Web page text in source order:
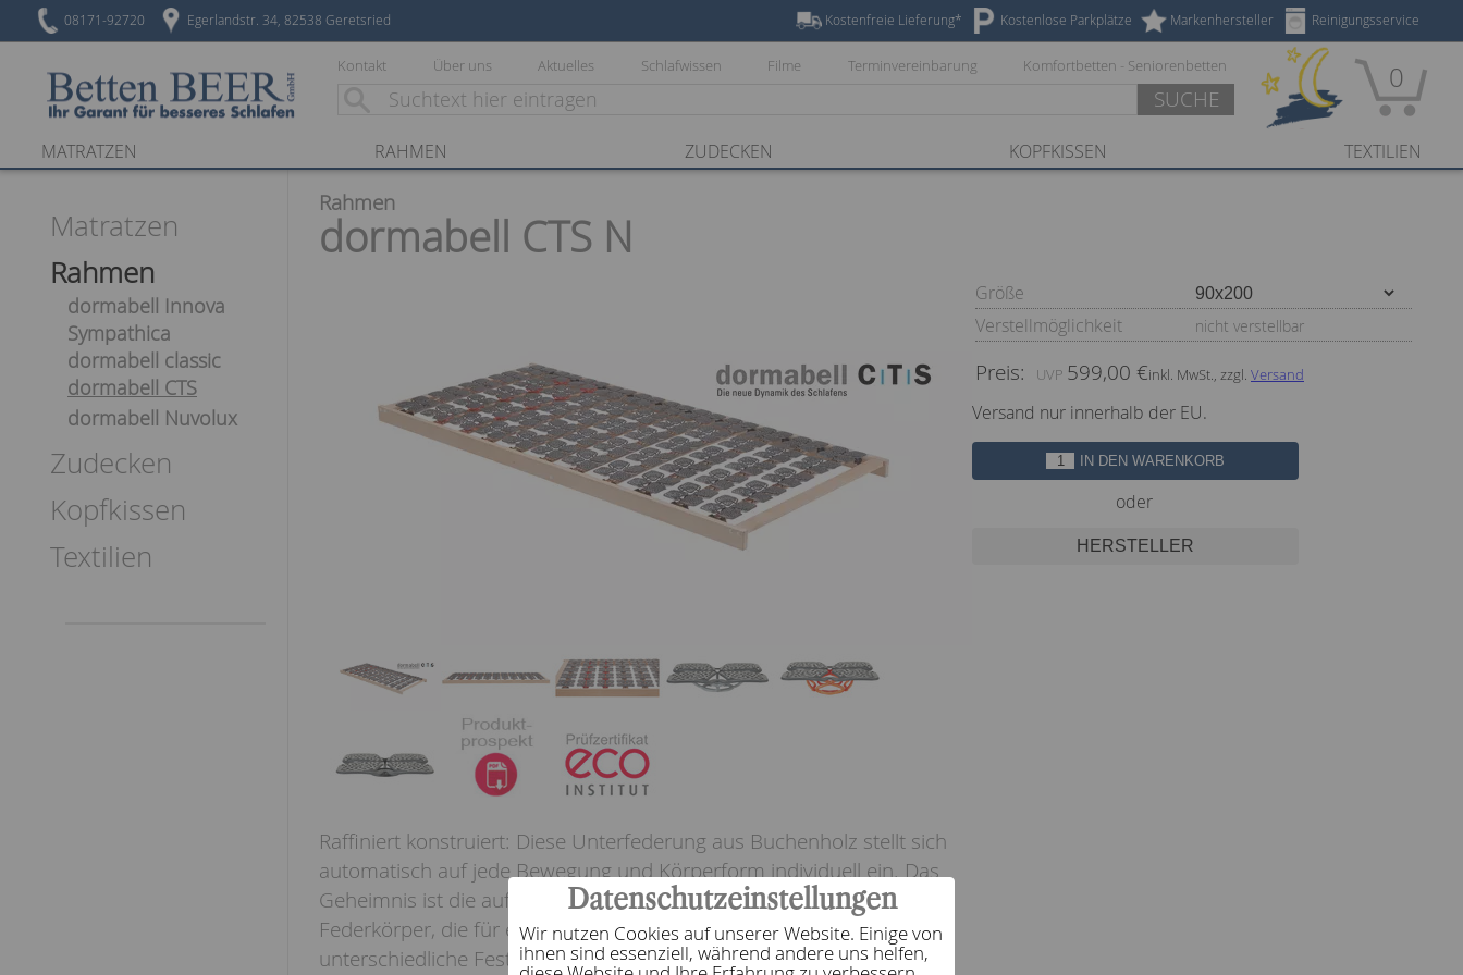
08171-92720 Egerlandstr. 34, 82538 Geretsried Reinigungsservice
Markenhersteller
Kostenlose Parkplätze
Kostenfreie Lieferung*
Kontakt Über uns Aktuelles Schlafwissen Filme Terminvereinbarung Komfortbetten - Seniorenbetten
SUCHE
0
MATRATZEN RAHMEN ZUDECKEN KOPFKISSEN TEXTILIEN
Matratzen
Rahmen
dormabell Innova
Sympathica
dormabell classic
dormabell CTS
dormabell Nuvolux
Zudecken
Kopfkissen
Textilien
Rahmen
dormabell CTS N
Raffiniert konstruiert: Diese Unterfederung aus Buchenholz stellt sich
automatisch auf jede Bewegung und Körperform individuell ein. Das
Geheimnis ist die aufgelöste Oberfläche aus selbstregulierenden
Federkörper, die für eine extrahohe Punktelastizität sorgen. Durch
unterschiedliche Festigkeit und Höhe sind diese Elemente perfekt an
Größe
Verstellmöglichkeit
nicht verstellbar
Preis: 599,00 €inkl. MwSt., zzgl. Versand
Versand nur innerhalb der EU.
IN DEN WARENKORB
oder
HERSTELLER
Datenschutzeinstellungen
Wir nutzen Cookies auf unserer Website. Einige von
ihnen sind essenziell, während andere uns helfen,